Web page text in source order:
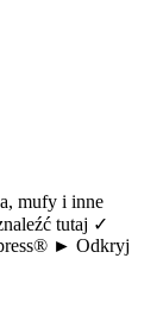
mufy i inne
tutaj ✓
► Odkryj